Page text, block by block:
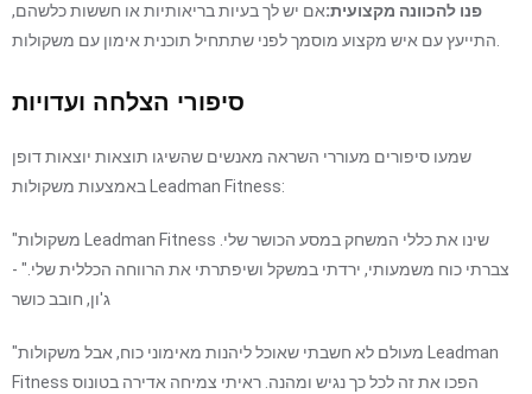
פנו להכוונה מקצועית:אם יש לך בעיות בריאותיות או חששות כלשהם,
התייעץ עם איש מקצוע מוסמך לפני שתתחיל תוכנית אימון עם משקולות.
סיפורי הצלחה ועדויות
שמעו סיפורים מעוררי השראה מאנשים שהשיגו תוצאות יוצאות דופן
באמצעות משקולות Leadman Fitness:
"משקולות Leadman Fitness שינו את כללי המשחק במסע הכושר שלי.
צברתי כוח משמעותי, ירדתי במשקל ושיפתרתי את הרווחה הכללית שלי." -
ג'ון, חובב כושר
"מעולם לא חשבתי שאוכל ליהנות מאימוני כוח, אבל משקולות Leadman
Fitness הפכו את זה לכל כך נגיש ומהנה. ראיתי צמיחה אדירה בטונוס